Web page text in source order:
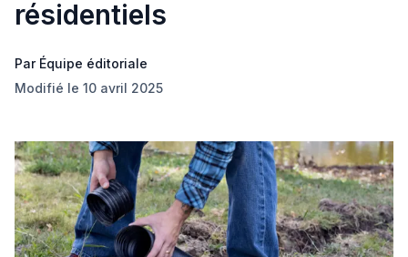
résidentiels
Par Équipe éditoriale
Modifié le 10 avril 2025